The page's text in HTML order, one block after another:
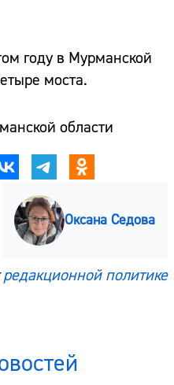
году в Мурманской
моста.
области
Оксана Седова
редакционной политике